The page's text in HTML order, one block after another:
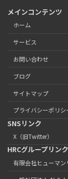
メインコンテンツ
ホーム
サービス
お問い合わせ
ブログ
サイトマップ
プライバシーポリシ
SNSリンク
X（旧Twitter）
HRCグループリンク
有限会社ヒューマ